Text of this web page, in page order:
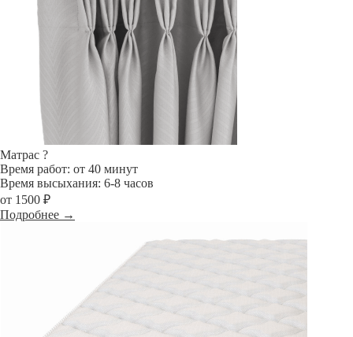
Матрас ?
Время работ: от 40 минут
Время высыхания: 6-8 часов
от 1500 ₽
Подробнее →